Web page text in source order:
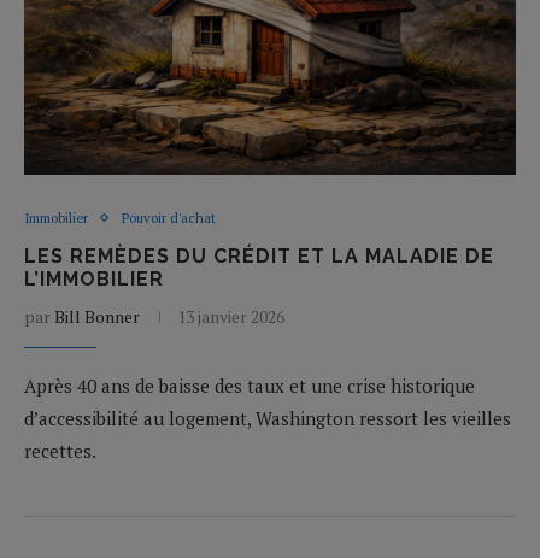
Immobilier Pouvoir d'achat
LES REMÈDES DU CRÉDIT ET LA MALADIE DE
L’IMMOBILIER
par Bill Bonner 13 janvier 2026
Après 40 ans de baisse des taux et une crise historique
d’accessibilité au logement, Washington ressort les vieilles
recettes.